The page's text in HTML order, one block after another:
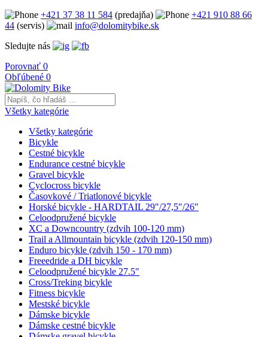
+421 37 38 11 584 (predajňa)
+421 910 88 66
44 (servis)
info@dolomitybike.sk
Sledujte nás
Porovnať 0
Obľúbené 0
Všetky kategórie
Všetky kategórie
Bicykle
Cestné bicykle
Endurance cestné bicykle
Gravel bicykle
Cyclocross bicykle
Časovkové / Triatlonové bicykle
Horské bicykle - HARDTAIL 29"/27,5"/26"
Celoodpružené bicykle
XC a Downcountry (zdvih 100-120 mm)
Trail a Allmountain bicykle (zdvih 120-150 mm)
Enduro bicykle (zdvih 150 - 170 mm)
Freeedride a DH bicykle
Celoodpružené bicykle 27.5"
Cross/Treking bicykle
Fitness bicykle
Mestské bicykle
Dámske bicykle
Dámske cestné bicykle